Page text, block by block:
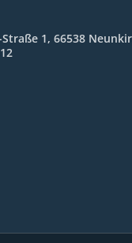
1, 66538